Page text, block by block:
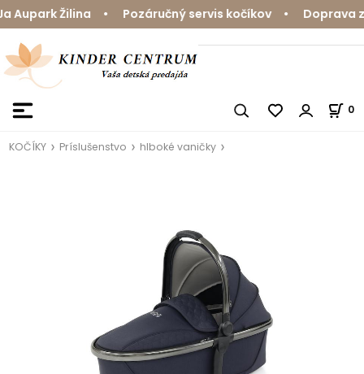
Žilina • Pozáručný servis kočíkov •
0
KOČÍKY Príslušenstvo hlboké vaničky